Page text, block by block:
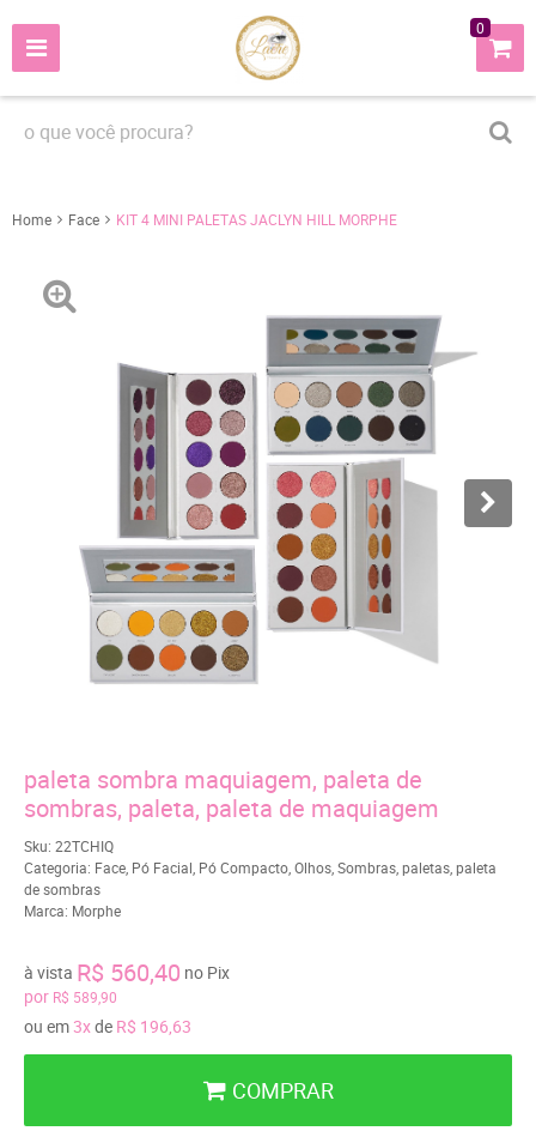
0
Home Face KIT 4 MINI PALETAS JACLYN HILL MORPHE
paleta sombra maquiagem, paleta de
sombras, paleta, paleta de maquiagem
Sku: 22TCHIQ
Categoria: Face Pó Facial Pó Compacto Olhos Sombras paletas paleta
de sombras
Marca: Morphe
por R$ 589,90
à vista R$ 560,40 no Pix
ou em3xde R$ 196,63
COMPRAR